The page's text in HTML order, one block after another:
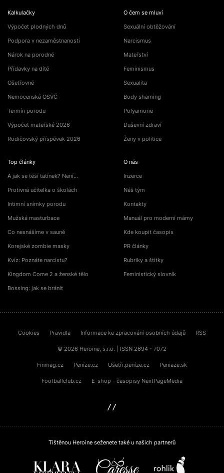
Kalkulačky
Výpočet plodných dnů
Podpora v nezaměstnanosti
Nárok na porodné
Přídavky na dítě
Ošetřovné
Nemocenská OSVČ
Termín porodu
Výpočet mateřské 2026
Rodičovský příspěvek 2026
Top články
A jak se těší tatínek? Není…
Protivná učitelka o školách
Intimní snímky porodu
Mužská masturbace
Co nesnášíme v sauně
Korejské zombie masky
Kvíz: Poznáte narcistu?
Kingdom Come 2 a ženské tělo
Bossing: jak se bránit
O čem se mluví
Sexuální obtěžování
Narcismus
Mateřství
Feminismus
Sexualita
Body shaming
Polyamorie
Duševní zdraví
Ženy v politice
O nás
Inzerce
Náš tým
Kontakty
Manuál pro moderní mámy
Kde koupit časopis
PR články
Rubriky a štítky
Feministický slovník
Cookies Pravidla Informace ke zpracování osobních údajů RSS
© 2026 Heroine, s.r.o. | ISSN 2694 - 7072
Finmag.cz Peníze.cz Ušetři.peníze.cz Peniaze.sk
Footballclub.cz E-shop - časopisy NextPageMedia
Tištěnou Heroine seženete také u našich partnerů